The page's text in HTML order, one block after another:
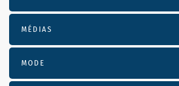
MÉDIAS
MODE